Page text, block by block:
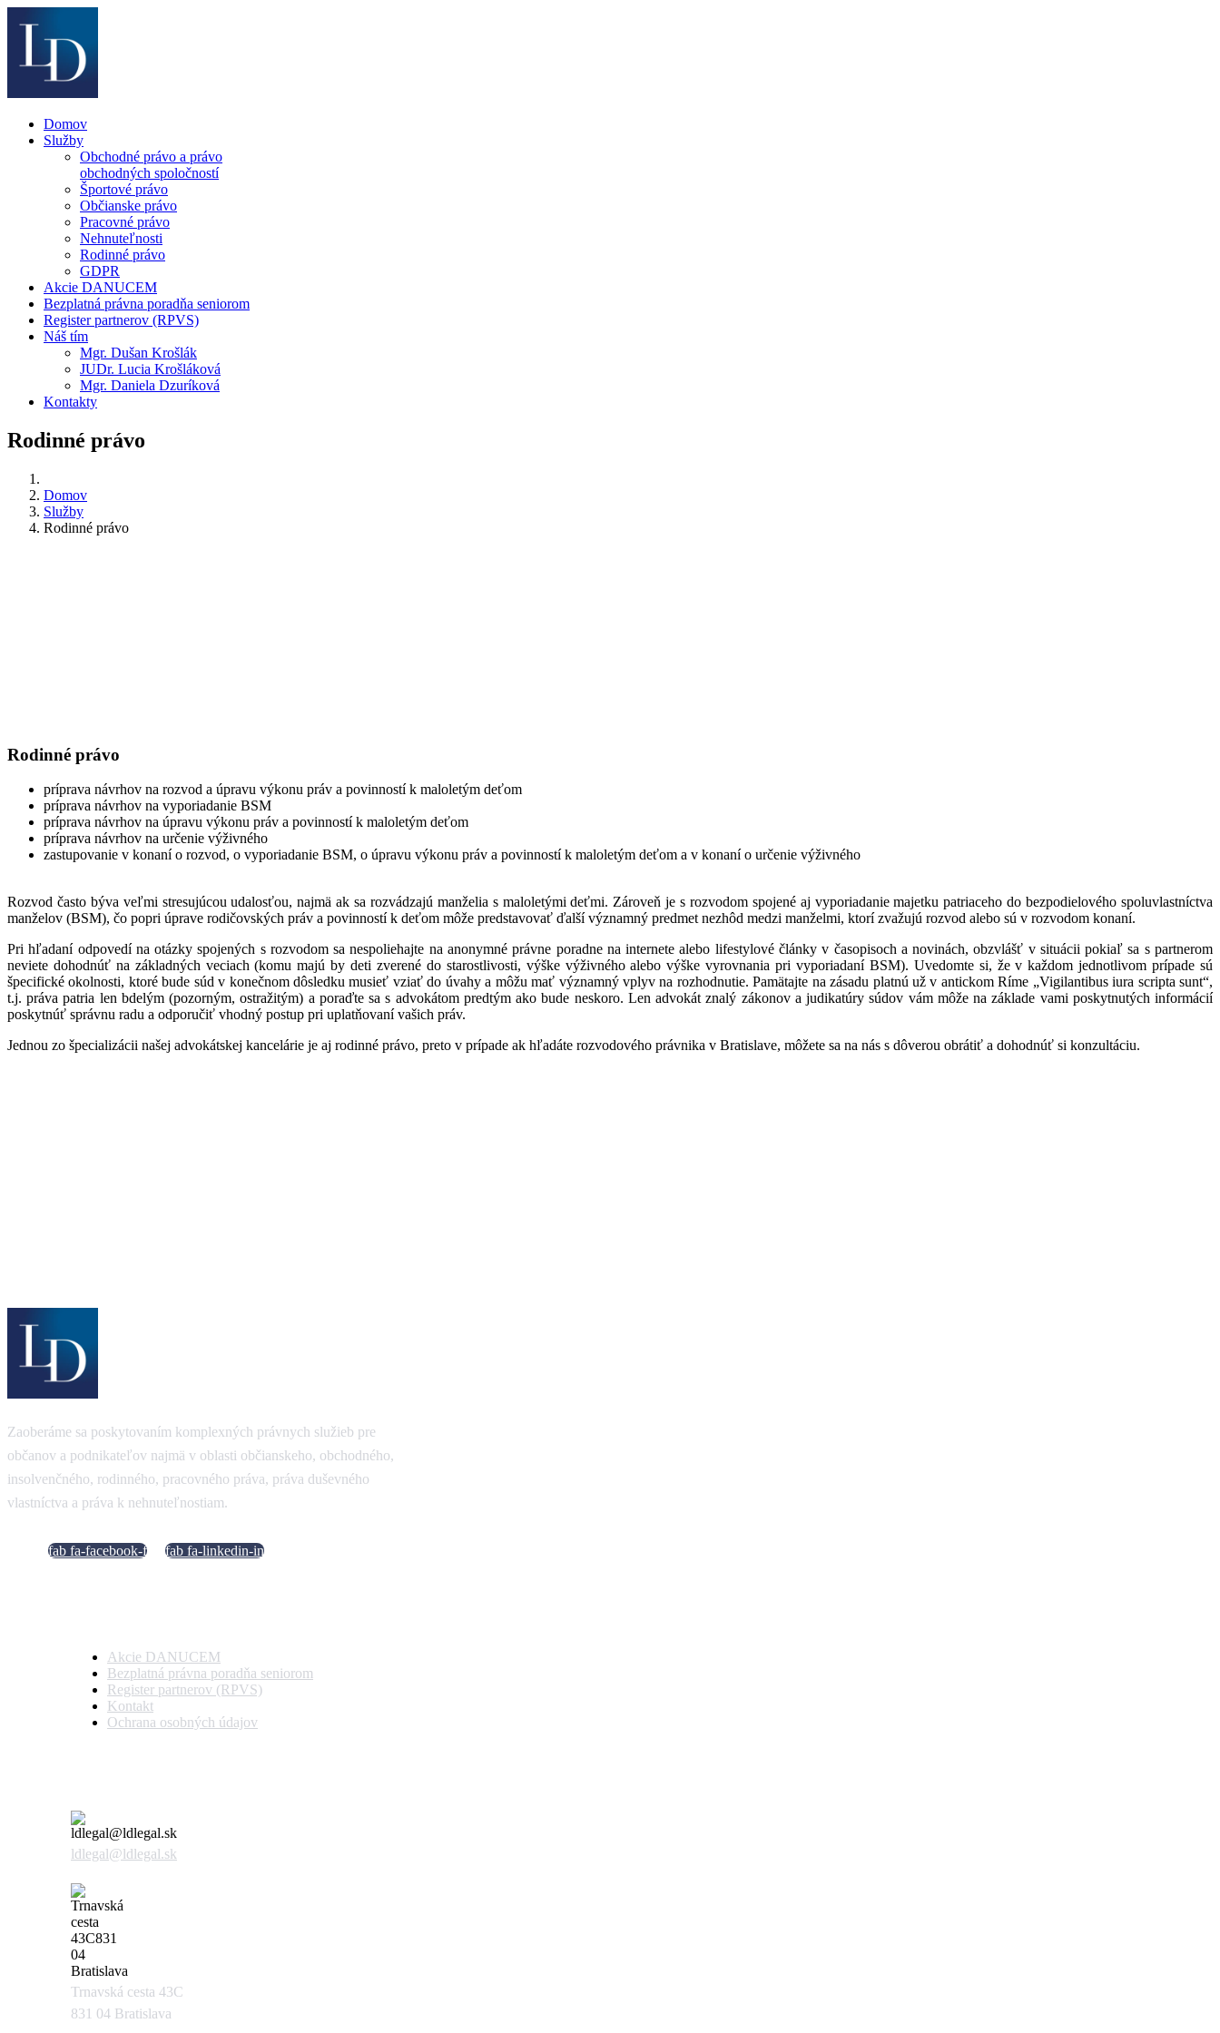
Domov
Služby
Obchodné právo a právo
obchodných spoločností
Športové právo
Občianske právo
Pracovné právo
Nehnuteľnosti
Rodinné právo
GDPR
Akcie DANUCEM
Bezplatná právna poradňa seniorom
Register partnerov (RPVS)
Náš tím
Mgr. Dušan Krošlák
JUDr. Lucia Krošláková
Mgr. Daniela Dzuríková
Kontakty
Rodinné právo
Domov
Služby
Rodinné právo
Rodinné právo
príprava návrhov na rozvod a úpravu výkonu práv a povinností k maloletým deťom
príprava návrhov na vyporiadanie BSM
príprava návrhov na úpravu výkonu práv a povinností k maloletým deťom
príprava návrhov na určenie výživného
zastupovanie v konaní o rozvod, o vyporiadanie BSM, o úpravu výkonu práv a povinností k maloletým deťom a v konaní o určenie výživného
Rozvod často býva veľmi stresujúcou udalosťou, najmä ak sa rozvádzajú manželia s maloletými deťmi. Zároveň je s rozvodom spojené aj vyporiadanie majetku patriaceho do bezpodielového spoluvlastníctva
manželov (BSM), čo popri úprave rodičovských práv a povinností k deťom môže predstavovať ďalší významný predmet nezhôd medzi manželmi, ktorí zvažujú rozvod alebo sú v rozvodom konaní.
Pri hľadaní odpovedí na otázky spojených s rozvodom sa nespoliehajte na anonymné právne poradne na internete alebo lifestylové články v časopisoch a novinách, obzvlášť v situácii pokiaľ sa s partnerom
neviete dohodnúť na základných veciach (komu majú by deti zverené do starostlivosti, výške výživného alebo výške vyrovnania pri vyporiadaní BSM). Uvedomte si, že v každom jednotlivom prípade sú
špecifické okolnosti, ktoré bude súd v konečnom dôsledku musieť vziať do úvahy a môžu mať významný vplyv na rozhodnutie. Pamätajte na zásadu platnú už v antickom Ríme „Vigilantibus iura scripta sunt“,
t.j. práva patria len bdelým (pozorným, ostražitým) a poraďte sa s advokátom predtým ako bude neskoro. Len advokát znalý zákonov a judikatúry súdov vám môže na základe vami poskytnutých informácií
poskytnúť správnu radu a odporučiť vhodný postup pri uplatňovaní vašich práv.
Jednou zo špecializácii našej advokátskej kancelárie je aj rodinné právo, preto v prípade ak hľadáte rozvodového právnika v Bratislave, môžete sa na nás s dôverou obrátiť a dohodnúť si konzultáciu.
Zaoberáme sa poskytovaním komplexných právnych služieb pre
občanov a podnikateľov najmä v oblasti občianskeho, obchodného,
insolvenčného, rodinného, pracovného práva, práva duševného
vlastníctva a práva k nehnuteľnostiam.
fab fa-facebook-f fab fa-linkedin-in
Akcie DANUCEM
Bezplatná právna poradňa seniorom
Register partnerov (RPVS)
Kontakt
Ochrana osobných údajov
ldlegal@ldlegal.sk
Trnavská cesta 43C
831 04 Bratislava